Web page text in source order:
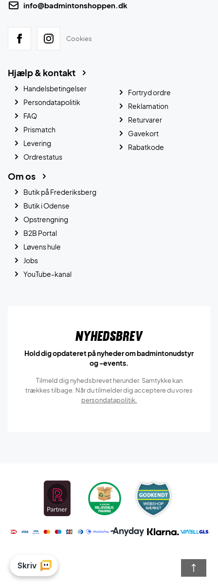
info@badmintonshoppen.dk
Cookies
Hjælp & kontakt
Handelsbetingelser
Persondatapolitik
FAQ
Prismatch
Levering
Ordrestatus
Fortryd ordre
Reklamation
Returvarer
Gavekort
Rabatkode
Om os
Butik på Frederiksberg
Butik i Odense
Opstrengning
B2B Portal
Løvens hule
Jobs
YouTube-kanal
Nyhedsbrev
Hold dig opdateret på nyheder om badmintonudstyr
og -events.
Tilmeld dig nyhedsbrevet herunder. Samtykke kan
trækkes tilbage. Når du tilmelder dig acceptere du vores
persondatapolitik.